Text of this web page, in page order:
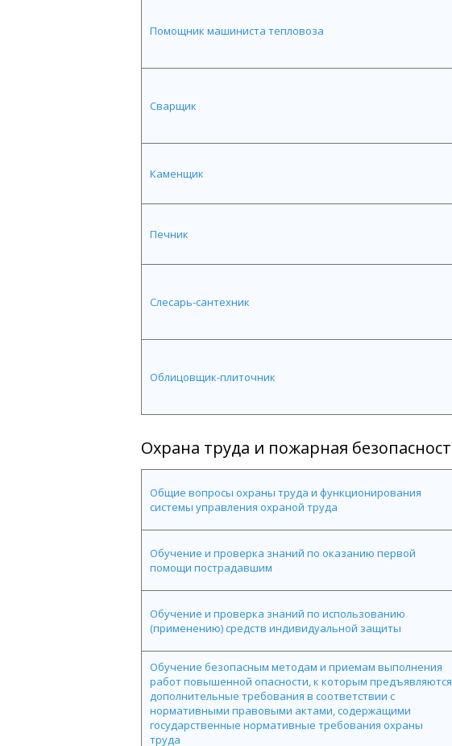
Помощник машиниста тепловоза
Сварщик
Каменщик
Печник
Слесарь-сантехник
Облицовщик-плиточник
Охрана труда и пожарная
Общие вопросы охраны труда и функционирования
системы управления охраной труда
Обучение и проверка знаний по оказанию первой
помощи пострадавшим
Обучение и проверка знаний по использованию
(применению) средств индивидуальной защиты
Обучение безопасным методам и приемам выполнения
работ повышенной опасности, к которым предъявляются
дополнительные требования в соответствии с
нормативными правовыми актами, содержащими
государственные нормативные требования охраны
труда